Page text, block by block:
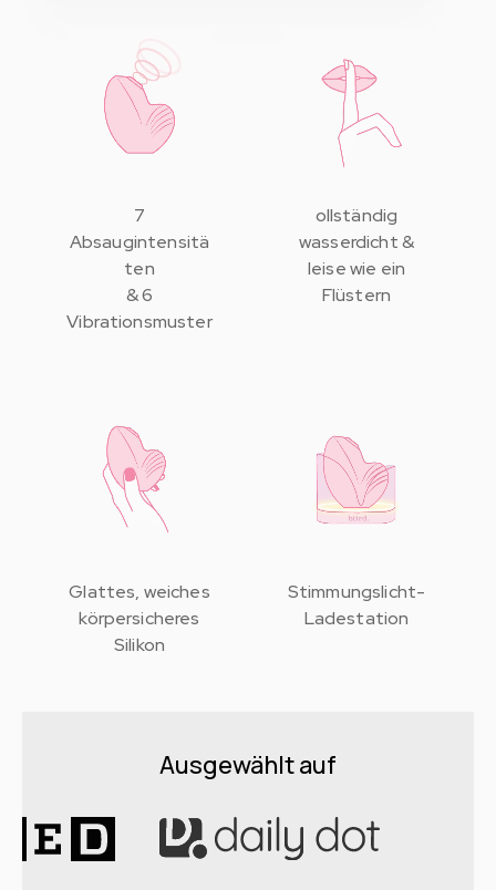
7
Absaugintensitä
ten
& 6
Vibrationsmuster
ollständig
wasserdicht &
leise wie ein
Flüstern
Glattes, weiches
körpersicheres
Silikon
Stimmungslicht-
Ladestation
Ausgewählt auf